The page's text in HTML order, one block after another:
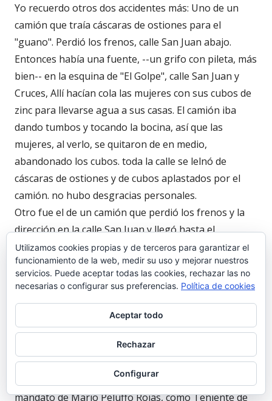
Yo recuerdo otros dos accidentes más: Uno de un
camión que traía cáscaras de ostiones para el
"guano". Perdió los frenos, calle San Juan abajo.
Entonces había una fuente, --un grifo con pileta, más
bien-- en la esquina de "El Golpe", calle San Juan y
Cruces, Allí hacían cola las mujeres con sus cubos de
zinc para llevarse agua a sus casas. El camión iba
dando tumbos y tocando la bocina, así que las
mujeres, al verlo, se quitaron de en medio,
abandonado los cubos. toda la calle se lelnó de
cáscaras de ostiones y de cubos aplastados por el
camión. no hubo desgracias personales.
Otro fue el de un camión que perdió los frenos y la
dirección en la calle San Juan y llegó hasta el
escaparate de "Rialto", hoy "Beluca", en la calle Luna,
donde cogió y dejó muerta en el acto a la hermana de
"Morenito" el del Registro de la Propiedad, José
Debo corregir a la "redacción
" sobre la fecha en que quedó cerrada la parte alta de
la calle san Juan, impidiendo la circulación hacia abajo
desde Sanlúcar. Fue en los años 1983-87, en el
mandato de Mario Peluffo Rojas, como Teniente de
Utilizamos cookies propias y de terceros para garantizar el
funcionamiento de la web, medir su uso y mejorar nuestros
servicios. Puede aceptar todas las cookies, rechazar las no
necesarias o configurar sus preferencias. Política de cookies
Aceptar todo
Rechazar
Configurar